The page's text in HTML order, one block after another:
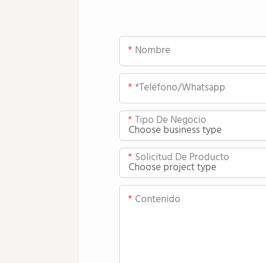
Nombre
*teléfono/whatsapp
Tipo De Negocio
Solicitud De Producto
Contenido